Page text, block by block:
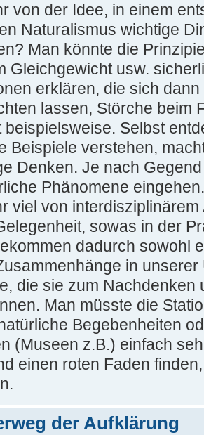
von der Idee, in einem
Naturalismus wichtige
Man könnte die
Gleichgewicht usw.
erklären, die sich
lassen, Störche beim
beispielsweise. Selbst
Beispiele verstehen,
Denken. Je nach
Phänomene eingehen.
viel von
sowas in der
dadurch sowohl
in
die sie zum Nachdenken
Man müsste die
Begebenheiten
(Museen z.B.) einfach
einen roten Faden
der Aufklärung